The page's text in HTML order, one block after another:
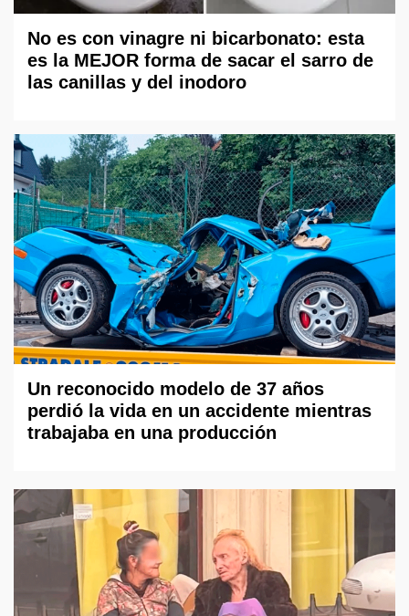
No es con vinagre ni bicarbonato: esta
es la MEJOR forma de sacar el sarro de
las canillas y del inodoro
Un reconocido modelo de 37 años
perdió la vida en un accidente mientras
trabajaba en una producción